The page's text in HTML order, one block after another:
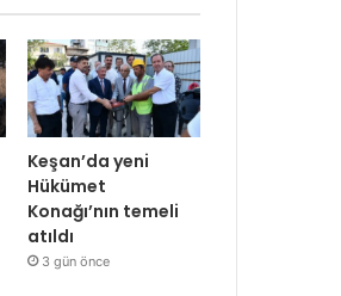
Keşan’da yeni
Hükümet
Konağı’nın temeli
atıldı
3 gün önce